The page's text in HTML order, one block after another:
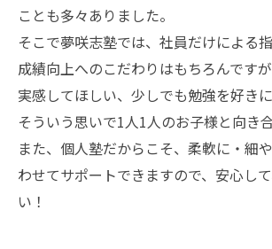
ことも多々ありました。
そこで夢咲志塾では、社員だけによる指
成績向上へのこだわりはもちろんです
実感してほしい、少しでも勉強を好きに
そういう思いで1人1人のお子様と向き合
また、個人塾だからこそ、柔軟に・細
わせてサポートできますので、安心し
い！